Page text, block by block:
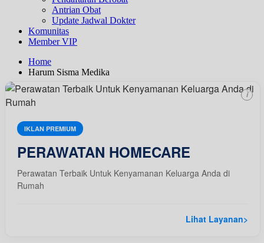
Antrian Obat
Update Jadwal Dokter
Komunitas
Member VIP
Home
Harum Sisma Medika
IKLAN PREMIUM
PERAWATAN HOMECARE
Perawatan Terbaik Untuk Kenyamanan Keluarga Anda di
Rumah
Lihat Layanan>
i